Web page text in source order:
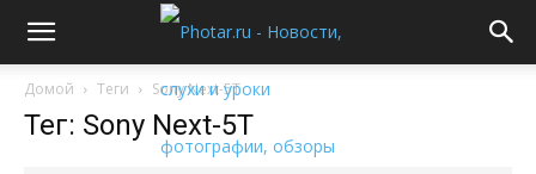
Домой Теги Sony Next-5T
Тег: Sony Next-5T